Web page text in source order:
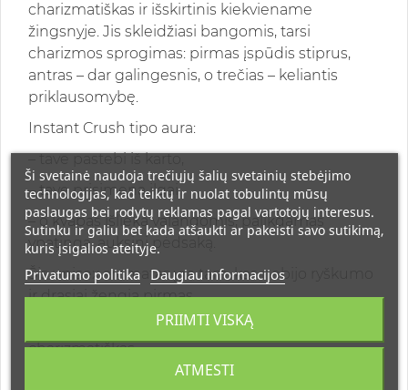
charizmatiškas ir išskirtinis kiekviename
žingsnyje. Jis skleidžiasi bangomis, tarsi
charizmos sprogimas: pirmas įspūdis stiprus,
antras – dar galingesnis, o trečias – keliantis
priklausomybę.
Instant Crush tipo aura:
– tave prisimena ilgai,
– o kvapas išlieka valandomis, palikdamas
ypatingą, auksinį pėdsaką.
Šis unisex aromatas yra tam, kas nebijo ryškumo
ir drąsiai žengia pirmas.
Ypatingas. Įsimintinas. Neįtikėtinai
charizmatiškas.
Kvapas, kuris ne tik patinka — jis sukuria įspūdį,
Ši svetainė naudoja trečiųjų šalių svetainių stebėjimo
technologijas, kad teiktų ir nuolat tobulintų mūsų
paslaugas bei rodytų reklamas pagal vartotojų interesus.
Sutinku ir galiu bet kada atšaukti ar pakeisti savo sutikimą,
kuris įsigalios ateityje.
Privatumo politika Daugiau informacijos
ATMESTI
PRIIMTI VISKĄ